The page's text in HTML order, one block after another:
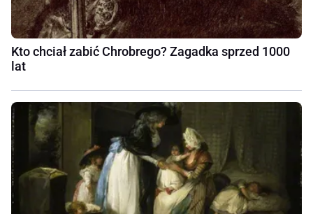
Kto chciał zabić Chrobrego? Zagadka sprzed 1000
lat